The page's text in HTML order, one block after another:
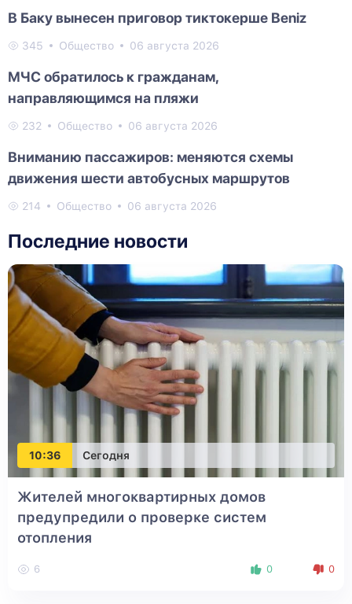
В Баку вынесен приговор тиктокерше Beniz
345 Общество 06 августа 2026
МЧС обратилось к гражданам,
направляющимся на пляжи
232 Общество 06 августа 2026
Вниманию пассажиров: меняются схемы
движения шести автобусных маршрутов
214 Общество 06 августа 2026
Последние новости
10:36 Сегодня
Жителей многоквартирных домов
предупредили о проверке систем
отопления
6 0 0